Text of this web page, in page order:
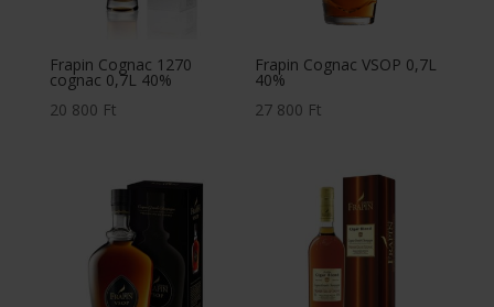
Frapin Cognac 1270
cognac 0,7L 40%
20 800 Ft
Frapin Cognac VSOP 0,7L
40%
27 800 Ft